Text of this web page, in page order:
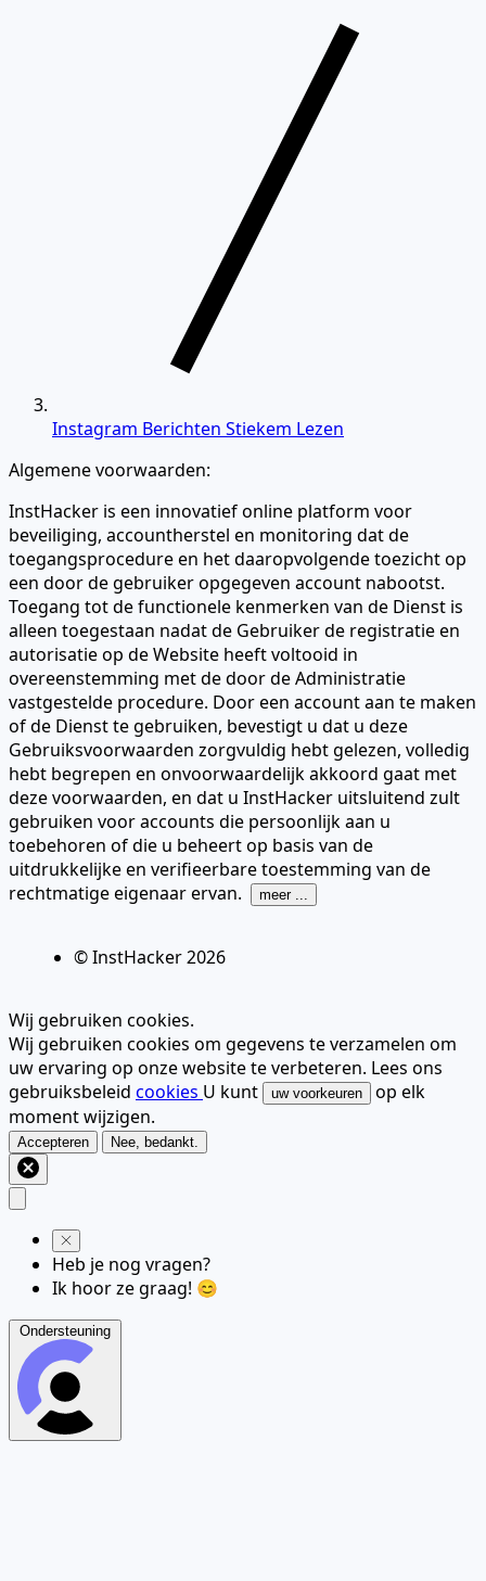
Instagram Berichten Stiekem Lezen
Algemene voorwaarden:
InstHacker is een innovatief online platform voor
beveiliging, accountherstel en monitoring dat de
toegangsprocedure en het daaropvolgende toezicht op
een door de gebruiker opgegeven account nabootst.
Toegang tot de functionele kenmerken van de Dienst is
alleen toegestaan nadat de Gebruiker de registratie en
autorisatie op de Website heeft voltooid in
overeenstemming met de door de Administratie
vastgestelde procedure. Door een account aan te maken
of de Dienst te gebruiken, bevestigt u dat u deze
Gebruiksvoorwaarden zorgvuldig hebt gelezen, volledig
hebt begrepen en onvoorwaardelijk akkoord gaat met
deze voorwaarden, en dat u InstHacker uitsluitend zult
gebruiken voor accounts die persoonlijk aan u
toebehoren of die u beheert op basis van de
uitdrukkelijke en verifieerbare toestemming van de
rechtmatige eigenaar ervan.
meer ...
© InstHacker2026
Wij gebruiken cookies.
Wij gebruiken cookies om gegevens te verzamelen om
uw ervaring op onze website te verbeteren. Lees ons
gebruiksbeleid cookies U kunt uw voorkeuren
op elk
moment wijzigen.
Accepteren Nee, bedankt.
Heb je nog vragen?
Ik hoor ze graag! 😊
Ondersteuning